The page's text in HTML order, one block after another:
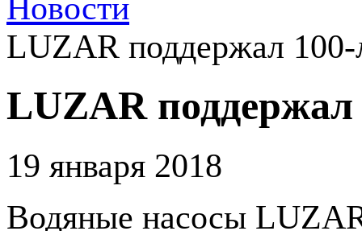
Новости
LUZAR поддержал
LUZAR
19 января 2018
Водяные насосы